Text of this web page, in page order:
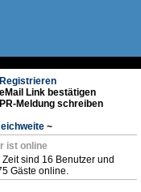
Registrieren
Link bestätigen
Meldung schreiben
~
ist online
Zeit sind 16 Benutzer und
Gäste online.